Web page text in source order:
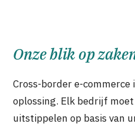
Onze blik op
Cross-border e-
oplossing. Elk bedrijf
uitstippelen op basis van